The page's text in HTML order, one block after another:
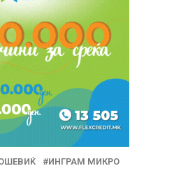
ИНГРАМ МИКРО